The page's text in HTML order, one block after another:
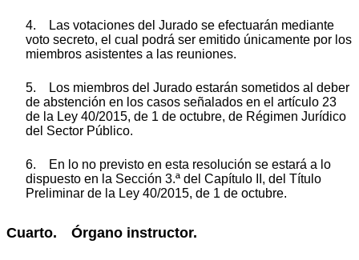
4. Las votaciones del Jurado se efectuarán mediante
voto secreto, el cual podrá ser emitido únicamente por los
miembros asistentes a las reuniones.
5. Los miembros del Jurado estarán sometidos al deber
de abstención en los casos señalados en el artículo 23
de la Ley 40/2015, de 1 de octubre, de Régimen Jurídico
del Sector Público.
6. En lo no previsto en esta resolución se estará a lo
dispuesto en la Sección 3.ª del Capítulo II, del Título
Preliminar de la Ley 40/2015, de 1 de octubre.
Cuarto. Órgano instructor.